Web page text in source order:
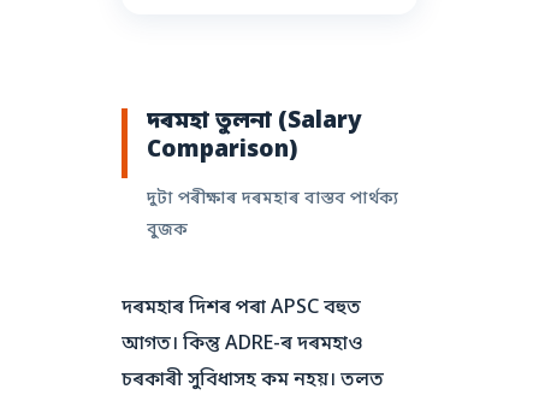
দৰমহা তুলনা (Salary
Comparison)
দুটা পৰীক্ষাৰ দৰমহাৰ বাস্তব পাৰ্থক্য
বুজক
দৰমহাৰ দিশৰ পৰা APSC বহুত
আগত। কিন্তু ADRE-ৰ দৰমহাও
চৰকাৰী সুবিধাসহ কম নহয়। তলত